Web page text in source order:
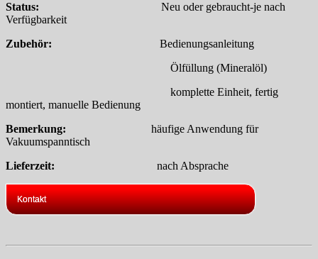
Status: Neu oder gebraucht-je nach
Verfügbarkeit
Zubehör:
Bedienungsanleitung
Ölfüllung (Mineralöl)
komplette Einheit, fertig
montiert, manuelle Bedienung
Bemerkung: häufige Anwendung für
Vakuumspanntisch
Lieferzeit: nach Absprache
Kontakt